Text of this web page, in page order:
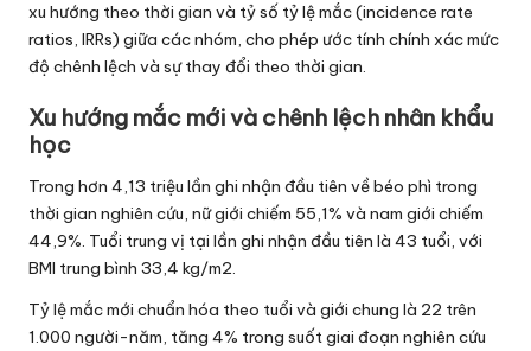
xu hướng theo thời gian và tỷ số tỷ lệ mắc (incidence rate
ratios, IRRs) giữa các nhóm, cho phép ước tính chính xác mức
độ chênh lệch và sự thay đổi theo thời gian.
Xu hướng mắc mới và chênh lệch nhân khẩu
học
Trong hơn 4,13 triệu lần ghi nhận đầu tiên về béo phì trong
thời gian nghiên cứu, nữ giới chiếm 55,1% và nam giới chiếm
44,9%. Tuổi trung vị tại lần ghi nhận đầu tiên là 43 tuổi, với
BMI trung bình 33,4 kg/m2.
Tỷ lệ mắc mới chuẩn hóa theo tuổi và giới chung là 22 trên
1.000 người-năm, tăng 4% trong suốt giai đoạn nghiên cứu